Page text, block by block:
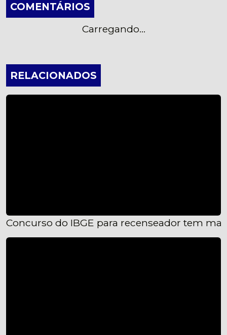
COMENTÁRIOS
Carregando...
RELACIONADOS
Concurso do IBGE para recenseador tem